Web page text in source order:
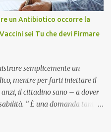
un Antibiotico occorre la
sei Tu che devi Firmare
semplicemente un
mentre per farti iniettare il
il cittadino sano – a dover
” È una domanda tanto